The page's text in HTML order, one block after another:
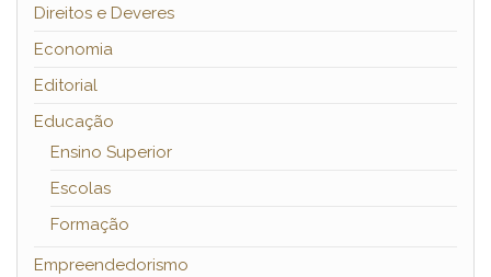
Direitos e Deveres
Economia
Editorial
Educação
Ensino Superior
Escolas
Formação
Empreendedorismo